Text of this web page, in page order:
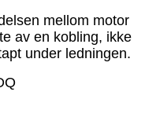
mellom motor
av en kobling, ikke
under ledningen.